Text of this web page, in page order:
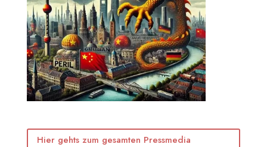
Hier gehts zum gesamten Pressmedia